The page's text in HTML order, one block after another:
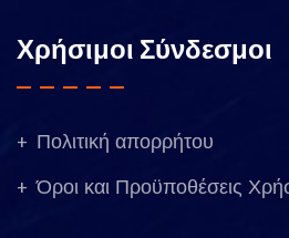
Χρήσιμοι Σύνδεσμοι
Πολιτική απορρήτου
Όροι και Προϋποθέσεις